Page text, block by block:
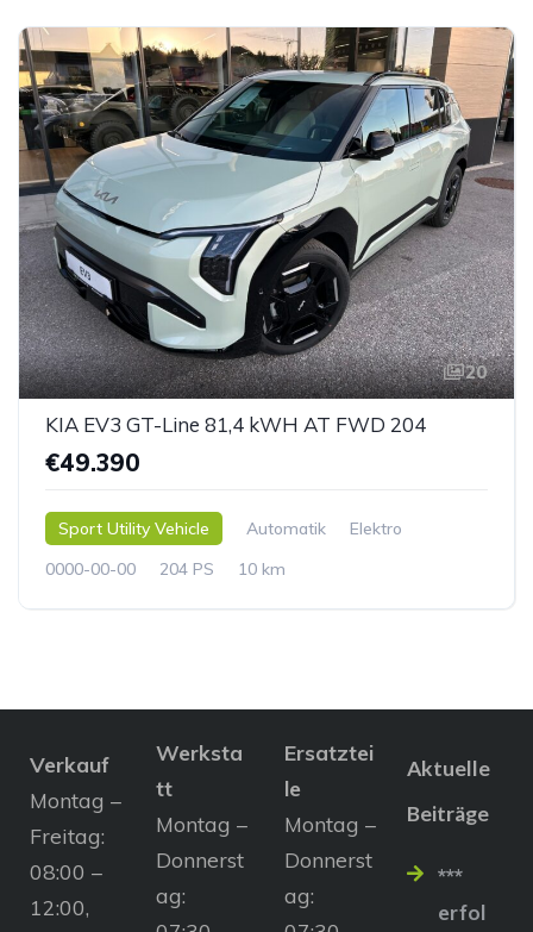
20
KIA EV3 GT-Line 81,4 kWH AT FWD 204
€49.390
Sport Utility Vehicle Automatik
Elektro
0000-00-00
204 PS 10 km
Verkauf
Montag –
Freitag:
08:00 –
12:00,
Werksta
tt
Montag –
Donnerst
ag:
Ersatztei
le
Montag –
Donnerst
ag:
Aktuelle
Beiträge
***
erfol